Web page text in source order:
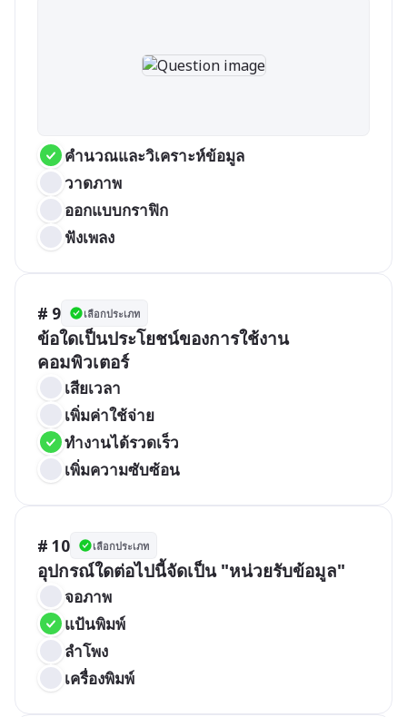
คำนวณและวิเคราะห์ข้อมูล
วาดภาพ
ออกแบบกราฟิก
ฟังเพลง
# 9 เลือกประเภท
ข้อใดเป็นประโยชน์ของการใช้งาน
คอมพิวเตอร์
เสียเวลา
เพิ่มค่าใช้จ่าย
ทำงานได้รวดเร็ว
เพิ่มความซับซ้อน
# 10 เลือกประเภท
อุปกรณ์ใดต่อไปนี้จัดเป็น "หน่วยรับข้อมูล"
จอภาพ
แป้นพิมพ์
ลำโพง
เครื่องพิมพ์